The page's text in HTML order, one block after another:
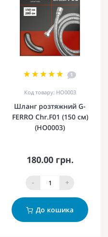
1
Код товару: HO0003
Шланг розтяжний G-
FERRO Chr.F01 (150 см)
(HO0003)
180.00 грн.
- +
До кошика